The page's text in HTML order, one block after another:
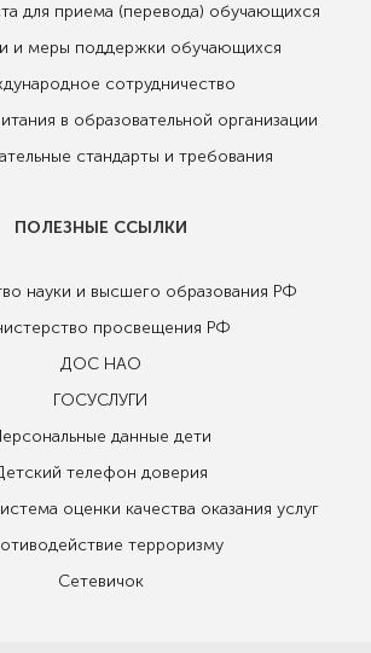
для приема (перевода) обучающихся
и меры поддержки обучающихся
сотрудничество
в образовательной организации
стандарты и требования
ПОЛЕЗНЫЕ ССЫЛКИ
науки и высшего образования РФ
просвещения РФ
ДОС НАО
ГОСУСЛУГИ
данные дети
телефон доверия
оценки качества оказания услуг
терроризму
Сетевичок